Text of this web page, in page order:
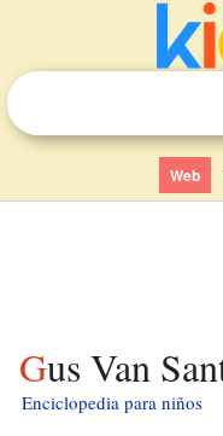
Web
Gus Van
Enciclopedia para niños